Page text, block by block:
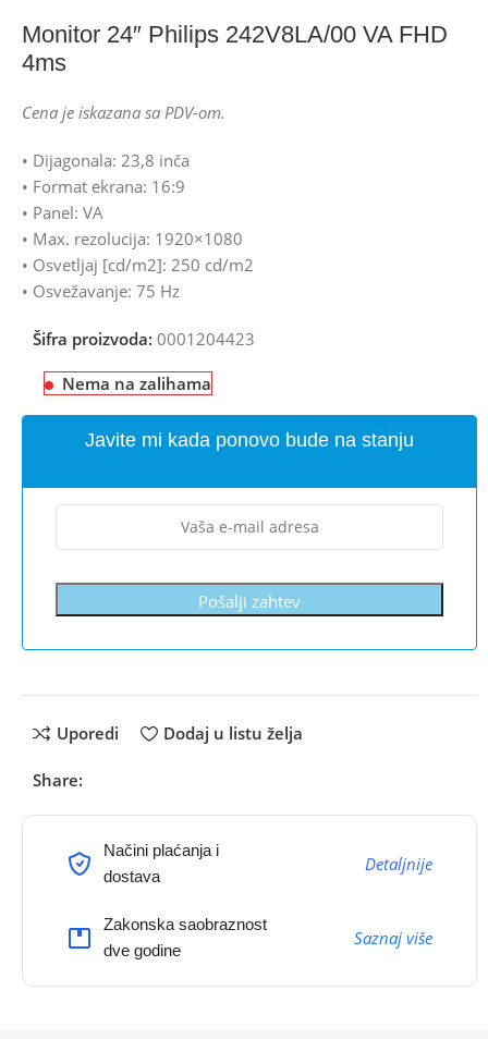
Monitor 24″ Philips 242V8LA/00 VA FHD
4ms
Cena je iskazana sa PDV-om.
• Dijagonala: 23,8 inča
• Format ekrana: 16:9
• Panel: VA
• Max. rezolucija: 1920×1080
• Osvetljaj [cd/m2]: 250 cd/m2
• Osvežavanje: 75 Hz
Šifra proizvoda:0001204423
Nema na zalihama
Javite mi kada ponovo bude na stanju
Pošalji zahtev
Uporedi Dodaj u listu želja
Share:
Načini plaćanja i
dostava
Detaljnije
Zakonska saobraznost
dve godine
Saznaj više